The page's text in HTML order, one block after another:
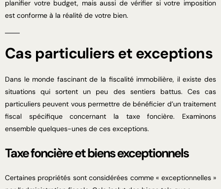
planifier votre budget, mais aussi de vérifier si votre imposition
est conforme à la réalité de votre bien.
Cas particuliers et exceptions
Dans le monde fascinant de la fiscalité immobilière, il existe des
situations qui sortent un peu des sentiers battus. Ces cas
particuliers peuvent vous permettre de bénéficier d’un traitement
fiscal spécifique concernant la taxe foncière. Examinons
ensemble quelques-unes de ces exceptions.
Taxe foncière et biens exceptionnels
Certaines propriétés sont considérées comme « exceptionnelles »